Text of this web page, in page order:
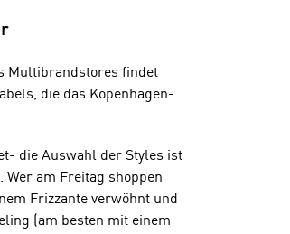
Multibrandstores findet
die das Kopenhagen-
die Auswahl der Styles ist
am Freitag shoppen
Frizzante verwöhnt und
(am besten mit einem